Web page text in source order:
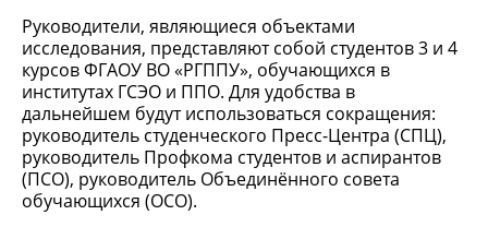
Руководители, являющиеся объектами
исследования, представляют собой студентов 3 и 4
курсов ФГАОУ ВО «РГППУ», обучающихся в
институтах ГСЭО и ППО. Для удобства в
дальнейшем будут использоваться сокращения:
руководитель студенческого Пресс-Центра (СПЦ),
руководитель Профкома студентов и аспирантов
(ПСО), руководитель Объединённого совета
обучающихся (ОСО).